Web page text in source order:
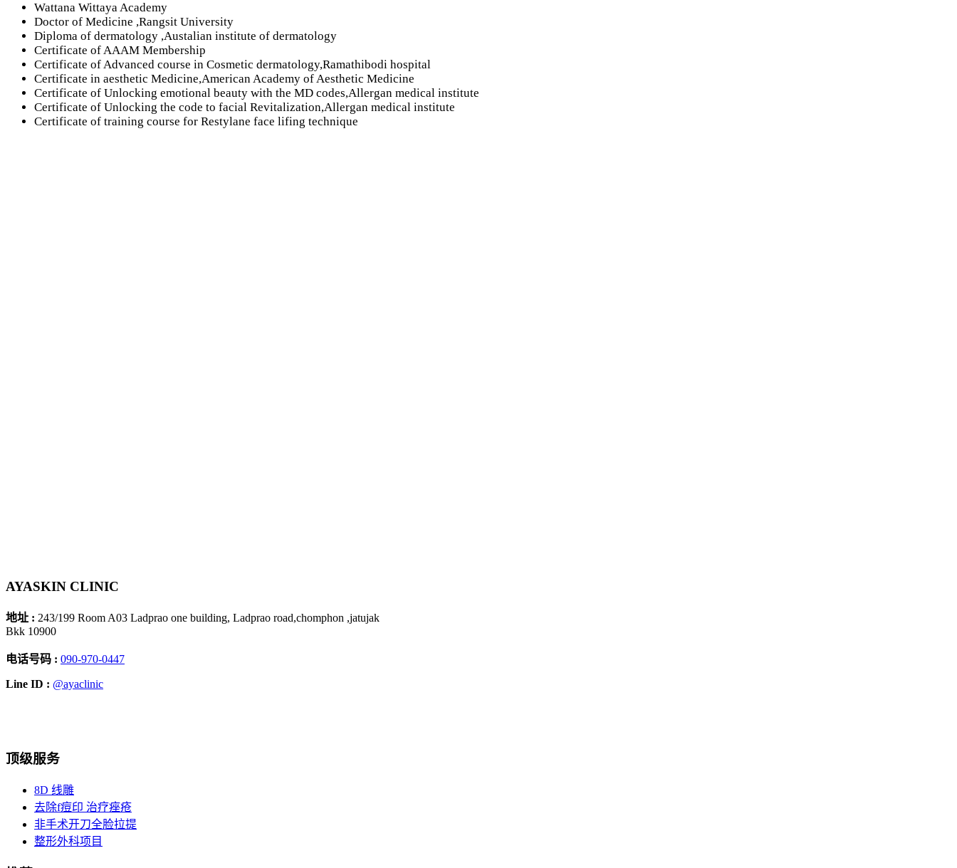
Wattana Wittaya Academy
Doctor of Medicine ,Rangsit University
Diploma of dermatology ,Austalian institute of dermatology
Certificate of AAAM Membership
Certificate of Advanced course in Cosmetic dermatology,Ramathibodi hospital
Certificate in aesthetic Medicine,American Academy of Aesthetic Medicine
Certificate of Unlocking emotional beauty with the MD codes,Allergan medical institute
Certificate of Unlocking the code to facial Revitalization,Allergan medical institute
Certificate of training course for Restylane face lifing technique
AYASKIN CLINIC
地址 : 243/199 Room A03 Ladprao one building, Ladprao road,chomphon ,jatujak
Bkk 10900
电话号码 : 090-970-0447
Line ID : @ayaclinic
顶级服务
8D 线雕
去除f痘印 治疗痤疮
非手术开刀全脸拉提
整形外科项目